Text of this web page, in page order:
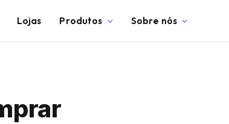
Lojas Produtos Sobre nós